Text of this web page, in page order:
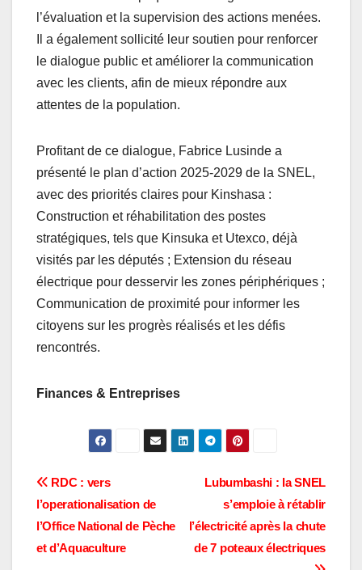
l’évaluation et la supervision des actions menées.
Il a également sollicité leur soutien pour renforcer
le dialogue public et améliorer la communication
avec les clients, afin de mieux répondre aux
attentes de la population.
Profitant de ce dialogue, Fabrice Lusinde a
présenté le plan d’action 2025-2029 de la SNEL,
avec des priorités claires pour Kinshasa :
Construction et réhabilitation des postes
stratégiques, tels que Kinsuka et Utexco, déjà
visités par les députés ; Extension du réseau
électrique pour desservir les zones périphériques ;
Communication de proximité pour informer les
citoyens sur les progrès réalisés et les défis
rencontrés.
Finances & Entreprises
Navigation
de
l’article
Lubumbashi : la SNEL
s’emploie à rétablir
l’électricité après la chute
de 7 poteaux électriques
RDC : vers
l’operationalisation de
l’Office National de Pèche
et d’Aquaculture